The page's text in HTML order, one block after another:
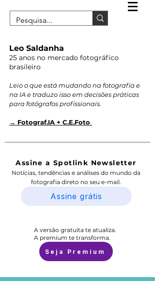
Leo Saldanha
25 anos no mercado fotográfico
brasileiro
Leio o que está mudando na fotografia e
na IA e traduzo isso em decisões práticas
para fotógrafos profissionais.
→ Fotograf.IA + C.E.Foto
Assine a Spotlink Newsletter
Notícias, tendências e análises do mundo da
fotografia direto no seu e-mail.
Assine grátis
A versão gratuita te atualiza.
A premium te transforma.
Seja Premium